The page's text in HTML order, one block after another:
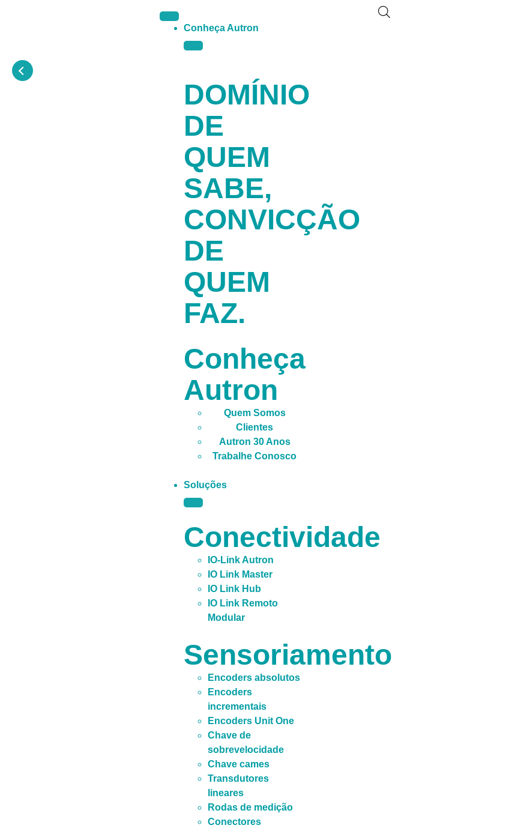
Conheça Autron
DOMÍNIO
DE
QUEM
SABE,
CONVICÇÃO
DE
QUEM
FAZ.
Conheça
Autron
Quem Somos
Clientes
Autron 30 Anos
Trabalhe Conosco
Soluções
Conectividade
IO-Link Autron
IO Link Master
IO Link Hub
IO Link Remoto
Modular
Sensoriamento
Encoders absolutos
Encoders
incrementais
Encoders Unit One
Chave de
sobrevelocidade
Chave cames
Transdutores
lineares
Rodas de medição
Conectores